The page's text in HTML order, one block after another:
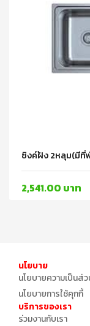
ซิงค์ฝัง 2หลุม(มีที่พั
2,541.00 บาท
นโยบาย
นโยบายความเป็นส่
นโยบายการใช้คุกกี้
บริการของเรา
ร่วมงานกับเรา